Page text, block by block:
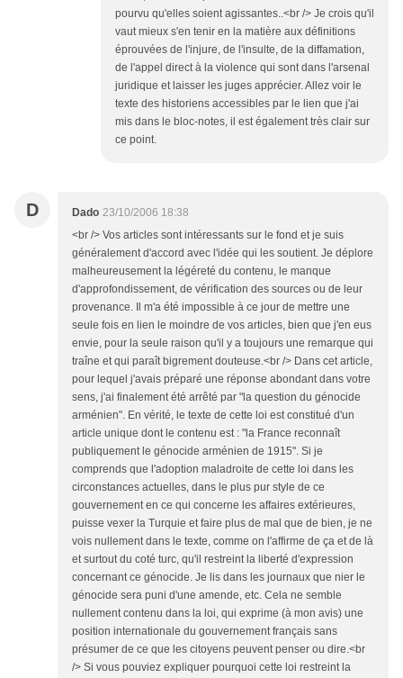
pourvu qu'elles soient agissantes..<br /> Je crois qu'il
vaut mieux s'en tenir en la matière aux définitions
éprouvées de l'injure, de l'insulte, de la diffamation,
de l'appel direct à la violence qui sont dans l'arsenal
juridique et laisser les juges apprécier. Allez voir le
texte des historiens accessibles par le lien que j'ai
mis dans le bloc-notes, il est également très clair sur
ce point.
D Dado 23/10/2006 18:38
<br /> Vos articles sont intéressants sur le fond et je suis
généralement d'accord avec l'idée qui les soutient. Je déplore
malheureusement la légéreté du contenu, le manque
d'approfondissement, de vérification des sources ou de leur
provenance. Il m'a été impossible à ce jour de mettre une
seule fois en lien le moindre de vos articles, bien que j'en eus
envie, pour la seule raison qu'il y a toujours une remarque qui
traîne et qui paraît bigrement douteuse.<br /> Dans cet article,
pour lequel j'avais préparé une réponse abondant dans votre
sens, j'ai finalement été arrêté par "la question du génocide
arménien". En vérité, le texte de cette loi est constitué d'un
article unique dont le contenu est : "la France reconnaît
publiquement le génocide arménien de 1915". Si je
comprends que l'adoption maladroite de cette loi dans les
circonstances actuelles, dans le plus pur style de ce
gouvernement en ce qui concerne les affaires extérieures,
puisse vexer la Turquie et faire plus de mal que de bien, je ne
vois nullement dans le texte, comme on l'affirme de ça et de là
et surtout du coté turc, qu'il restreint la liberté d'expression
concernant ce génocide. Je lis dans les journaux que nier le
génocide sera puni d'une amende, etc. Cela ne semble
nullement contenu dans la loi, qui exprime (à mon avis) une
position internationale du gouvernement français sans
présumer de ce que les citoyens peuvent penser ou dire.<br
/> Si vous pouviez expliquer pourquoi cette loi restreint la